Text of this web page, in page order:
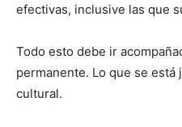
efectivas, inclusive las que
Todo esto debe ir
permanente. Lo que se
cultural.